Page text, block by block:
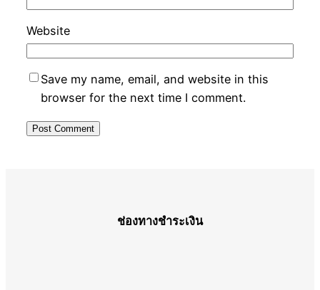
Website
Save my name, email, and website in this
browser for the next time I comment.
ช่องทางชำระเงิน